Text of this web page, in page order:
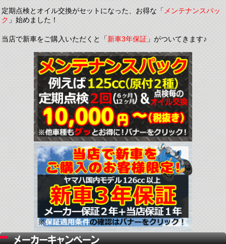
定期点検とオイル交換がセットになった、お得な「メンテナンスパッ
ク」始めました！
当店で新車をご購入いただくと「新車3年保証」がついてきます♪